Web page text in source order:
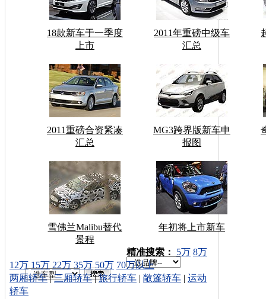
18款新车于一季度
上市
2011年重磅中级车
汇总
2011重磅合资紧凑
汇总
MG3跨界版新车申
报图
雪佛兰Malibu替代
景程
年初将上市新车
车型搜索：
精准搜索： 5万 8万
12万 15万 22万 35万 50万 70万以上
两厢轿车|三厢轿车|旅行轿车 | 敞篷轿车 | 运动
轿车